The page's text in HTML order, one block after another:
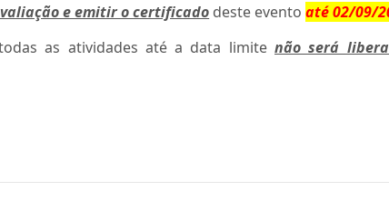
e emitir o certificado deste eventoaté 02/09/
as atividades até a data limitenão será